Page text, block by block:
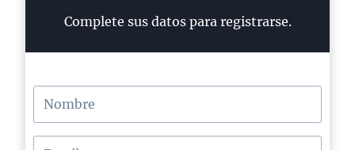
Complete sus datos para registrarse.